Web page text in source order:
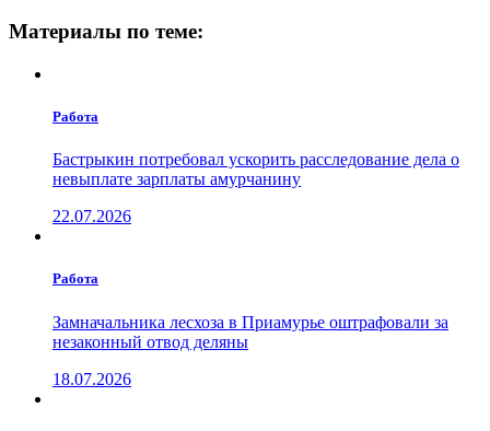
Материалы по теме:
Работа
Бастрыкин потребовал ускорить расследование дела о
невыплате зарплаты амурчанину
22.07.2026
Работа
Замначальника лесхоза в Приамурье оштрафовали за
незаконный отвод деляны
18.07.2026